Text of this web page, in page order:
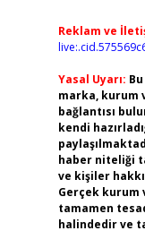
Reklam ve
Yasal Uyarı:
marka, kurum
bağlantısı
kendi
haber niteliği
ve kişiler
Gerçek
tamamen
halindedir ve